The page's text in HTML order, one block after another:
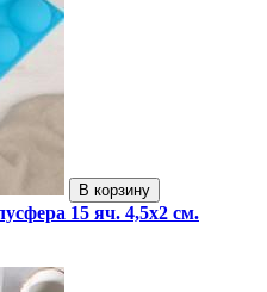
В корзину
15 яч. 4,5х2 см.